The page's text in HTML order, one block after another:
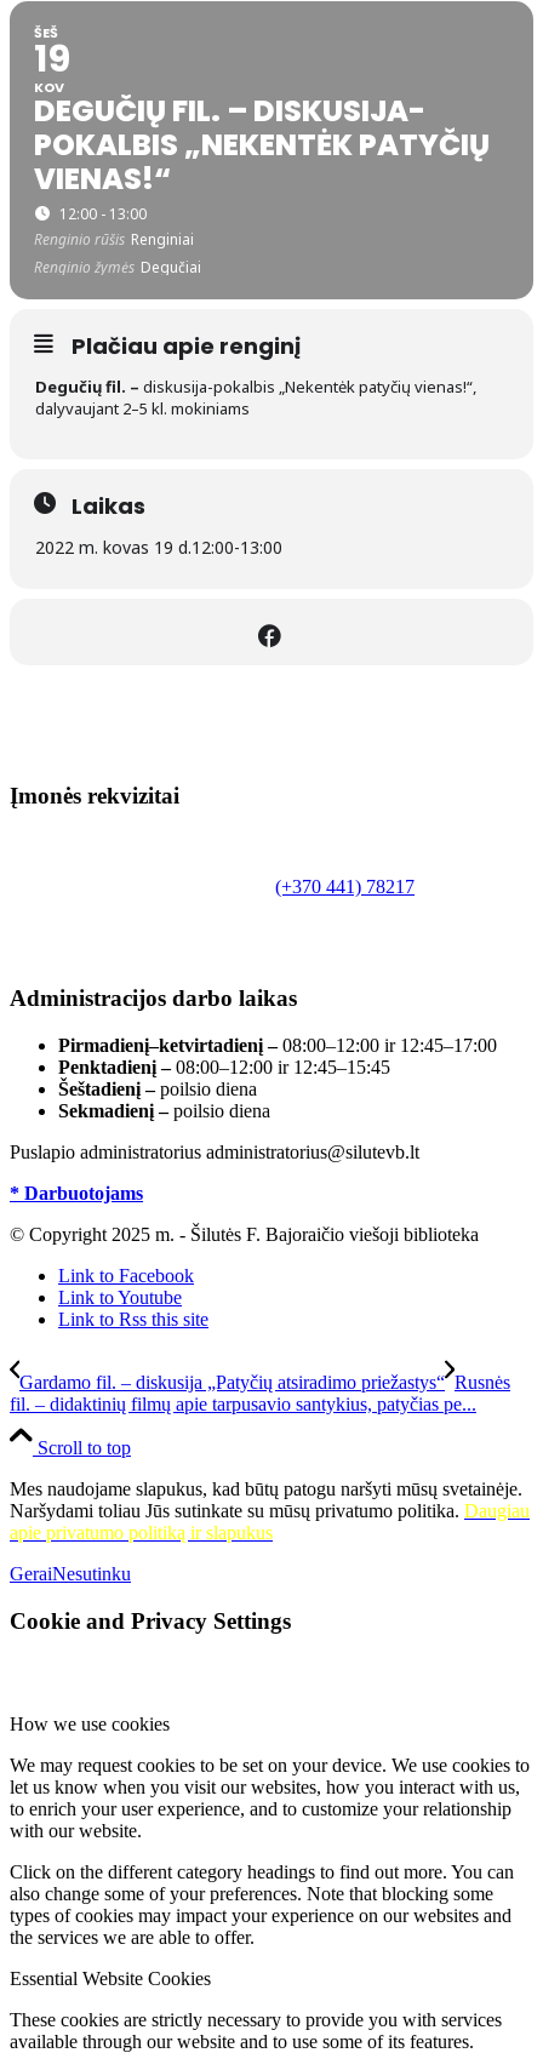
ŠEŠ
19
KOV
DEGUČIŲ FIL. – DISKUSIJA-
POKALBIS „NEKENTĖK PATYČIŲ
VIENAS!“
12:00 - 13:00
Renginio rūšis Renginiai
Renginio žymės Degučiai
Plačiau apie renginį
Degučių fil. – diskusija-pokalbis „Nekentėk patyčių vienas!“,
dalyvaujant 2–5 kl. mokiniams
Laikas
2022 m. kovas 19 d.12:00-13:00
Įmonės rekvizitai
(+370 441) 78217
Administracijos darbo laikas
Pirmadienį–ketvirtadienį –08:00–12:00 ir 12:45–17:00
Penktadienį –08:00–12:00 ir 12:45–15:45
Šeštadienį –poilsio diena
Sekmadienį –poilsio diena
Puslapio administratorius administratorius@silutevb.lt
* Darbuotojams
© Copyright 2025 m. - Šilutės F. Bajoraičio viešoji biblioteka
Link to Facebook
Link to Youtube
Link to Rss this site
Gardamo fil. – diskusija „Patyčių atsiradimo priežastys“ Rusnės
fil. – didaktinių filmų apie tarpusavio santykius, patyčias pe...
Scroll to top
Mes naudojame slapukus, kad būtų patogu naršyti mūsų svetainėje.
Naršydami toliau Jūs sutinkate su mūsų privatumo politika. Daugiau
apie privatumo politiką ir slapukus
GeraiNesutinku
Cookie and Privacy Settings
How we use cookies
We may request cookies to be set on your device. We use cookies to
let us know when you visit our websites, how you interact with us,
to enrich your user experience, and to customize your relationship
with our website.
Click on the different category headings to find out more. You can
also change some of your preferences. Note that blocking some
types of cookies may impact your experience on our websites and
the services we are able to offer.
Essential Website Cookies
These cookies are strictly necessary to provide you with services
available through our website and to use some of its features.